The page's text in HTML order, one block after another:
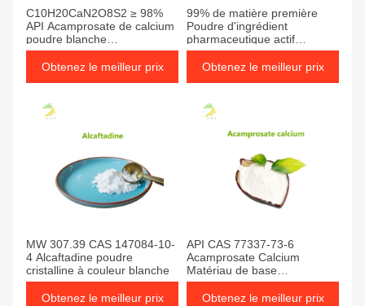
C10H20CaN2O8S2 ≥ 98%
API Acamprosate de calcium
poudre blanche
personnalisée
Obtenez le meilleur prix
99% de matière première
Poudre d'ingrédient
pharmaceutique actif
d'almotriptane
Obtenez le meilleur prix
MW 307.39 CAS 147084-10-
4 Alcaftadine poudre
cristalline à couleur blanche
Obtenez le meilleur prix
API CAS 77337-73-6
Acamprosate Calcium
Matériau de base
pharmaceutique
Obtenez le meilleur prix